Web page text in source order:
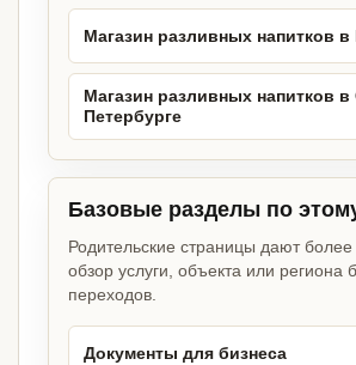
Магазин разливных напитков
Магазин разливных напитков в
Петербурге
Базовые разделы по
Родительские страницы дают
обзор услуги, объекта или региона
переходов.
Документы для бизнеса